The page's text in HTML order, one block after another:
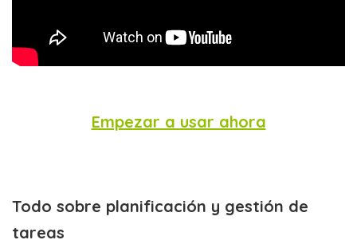
Empezar a usar ahora
Todo sobre planificación y gestión de
tareas